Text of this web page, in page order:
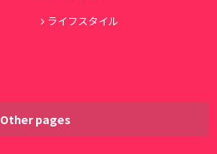
ライフスタイル
Other pages